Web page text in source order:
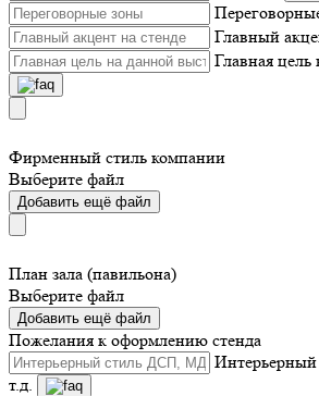
Главный
Главная
Фирменный стиль компании
Выберите файл
Добавить ещё файл
План зала (павильона)
Выберите файл
Добавить ещё файл
Пожелания к оформлению стенда
т.д.